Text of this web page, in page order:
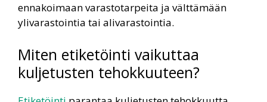
ennakoimaan varastotarpeita ja välttämään
ylivarastointia tai alivarastointia.
Miten etiketöinti vaikuttaa
kuljetusten tehokkuuteen?